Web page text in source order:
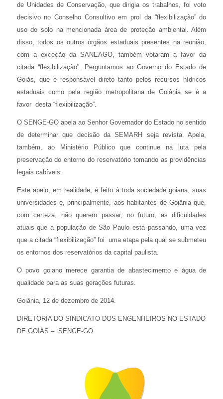
de Unidades de Conservação, que dirigia os trabalhos, foi voto
decisivo no Conselho Consultivo em prol da “flexibilização” do
uso do solo na mencionada área de proteção ambiental. Além
disso, todos os outros órgãos estaduais presentes na reunião,
com a exceção da SANEAGO, também votaram a favor da
citada “flexibilização”. Perguntamos ao Governo do Estado de
Goiás, que é responsável direto tanto pelos recursos hídricos
estaduais como pela região metropolitana de Goiânia se é a
favor desta “flexibilização”.
O SENGE-GO apela ao Senhor Governador do Estado no sentido
de determinar que decisão da SEMARH seja revista. Apela,
também, ao Ministério Público que continue na luta pela
preservação do entorno do reservatório tomando as providências
legais cabíveis.
Este apelo, em realidade, é feito à toda sociedade goiana, suas
universidades e, principalmente, aos habitantes de Goiânia que,
com certeza, não querem passar, no futuro, as dificuldades
atuais que a população de São Paulo está passando, uma vez
que a citada “flexibilização” foi uma etapa pela qual se submeteu
os entornos dos reservatórios da capital paulista.
O povo goiano merece garantia de abastecimento e água de
qualidade para as suas gerações futuras.
Goiânia, 12 de dezembro de 2014.
DIRETORIA DO SINDICATO DOS ENGENHEIROS NO ESTADO
DE GOIÁS – SENGE-GO